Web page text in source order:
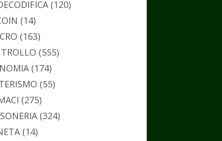
(120)
(14)
(163)
(555)
(174)
(55)
(275)
(324)
(14)